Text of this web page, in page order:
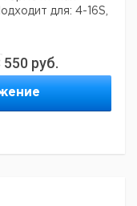
для: 4-16S,
550 руб.